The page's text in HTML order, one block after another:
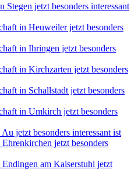
jetzt besonders interessant
in Heuweiler jetzt besonders
in Ihringen jetzt besonders
in Kirchzarten jetzt besonders
in Schallstadt jetzt besonders
in Umkirch jetzt besonders
jetzt besonders interessant ist
jetzt besonders
am Kaiserstuhl jetzt